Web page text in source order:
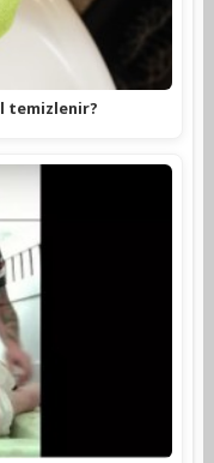
temizlenir?